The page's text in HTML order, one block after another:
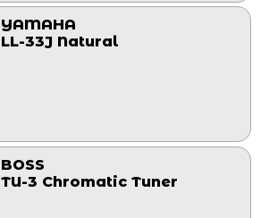
YAMAHA
LL-33J Natural
BOSS
TU-3 Chromatic Tuner